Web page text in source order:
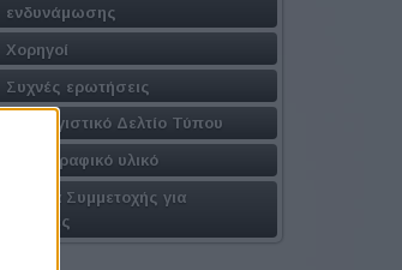
ενδυνάμωσης
Χορηγοί
Συχνές ερωτήσεις
Απολογιστικό Δελτίο Τύπου
Φωτογραφικό υλικό
Πακέτα Συμμετοχής για
Εταιρίες